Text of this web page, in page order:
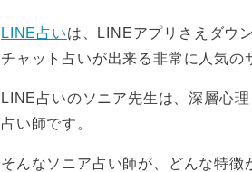
LINE占いは、LINEアプリさえダウ
チャット占いが出来る非常に人気の
LINE占いのソニア先生は、深層心
占い師です。
そんなソニア占い師が、どんな特徴